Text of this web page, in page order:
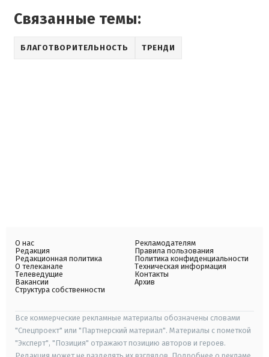
Связанные темы:
БЛАГОТВОРИТЕЛЬНОСТЬ ТРЕНДИ
О нас
Редакция
Редакционная политика
О телеканале
Телеведущие
Вакансии
Структура собственности
Рекламодателям
Правила пользования
Политика конфиденциальности
Техническая информация
Контакты
Архив
Все коммерческие рекламные материалы обозначены словами
"Спецпроект" или "Партнерский материал". Материалы с пометкой
"Эксперт", "Позиция" отражают позицию авторов и героев.